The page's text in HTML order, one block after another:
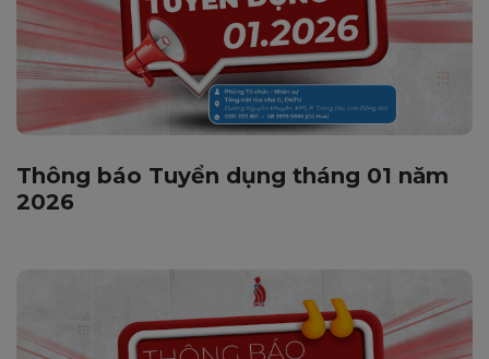
Thông báo Tuyển dụng tháng 01 năm
2026